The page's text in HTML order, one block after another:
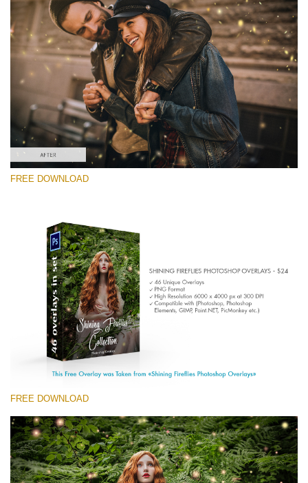
Xin hãy lựa chọn
Free PNG Overlay #7
Small 800*533px
Shining Fireflies
(46 Overlays)
Large 6000*4000px
Entire Collection
(1783 Overlays)
Large 6000*4000px
Tải xuống miễn phí
FREE DOWNLOAD
FREE DOWNLOAD